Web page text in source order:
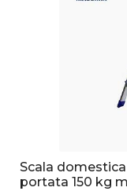
Scala
portata 150 kg